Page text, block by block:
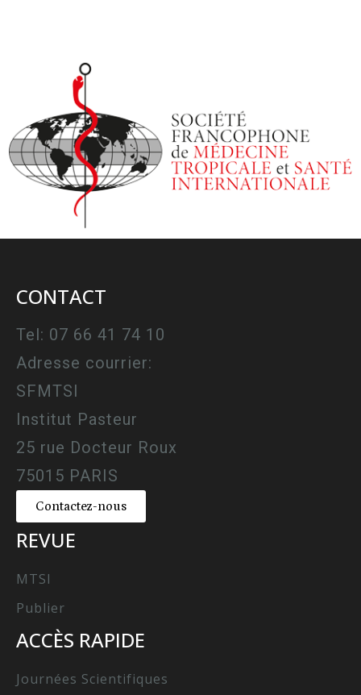
CONTACT
Tel: 07 66 41 74 10
Adresse courrier:
SFMTSI
Institut Pasteur
25 rue Docteur Roux
75015 PARIS
Contactez-nous
REVUE
MTSI
Publier
ACCÈS RAPIDE
Journées Scientifiques